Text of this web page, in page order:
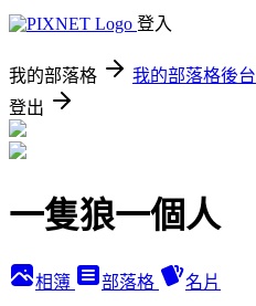
登入
我的部落格 我的部落格後台
登出
一隻狼一個人
相簿 部落格 名片